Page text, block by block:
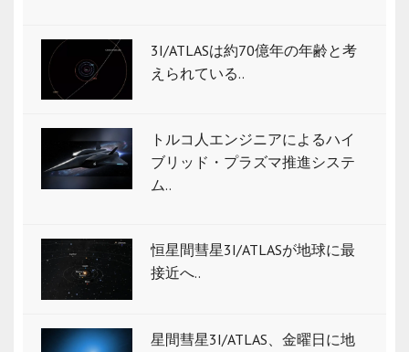
3I/ATLASは約70億年の年齢と考
えられている..
トルコ人エンジニアによるハイ
ブリッド・プラズマ推進システ
ム..
恒星間彗星3I/ATLASが地球に最
接近へ..
星間彗星3I/ATLAS、金曜日に地